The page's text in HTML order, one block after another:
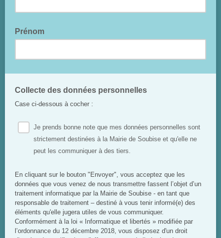
Prénom
Collecte des données personnelles
Case ci-dessous à cocher :
Je prends bonne note que mes données personnelles sont
strictement destinées à la Mairie de Soubise et qu'elle ne
peut les communiquer à des tiers.
En cliquant sur le bouton "Envoyer", vous acceptez que les
données que vous venez de nous transmettre fassent l’objet d’un
traitement informatique par la Mairie de Soubise - en tant que
responsable de traitement – destiné à vous tenir informé(e) des
éléments qu'elle jugera utiles de vous communiquer.
Conformément à la loi « Informatique et libertés » modifiée par
l’ordonnance du 12 décembre 2018, vous disposez d'un droit